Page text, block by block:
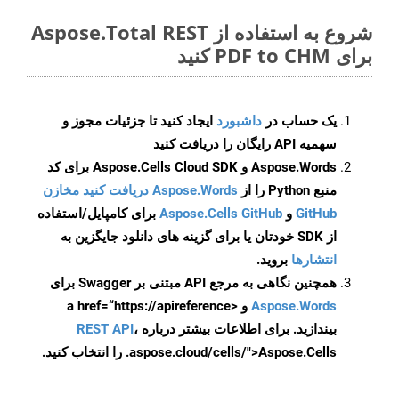
شروع به استفاده از Aspose.Total REST
برای PDF to CHM کنید
یک حساب در داشبورد ایجاد کنید تا جزئیات مجوز و
سهمیه API رایگان را دریافت کنید
Aspose.Words و Aspose.Cells Cloud SDK برای کد
منبع Python را از
Aspose.Words دریافت کنید مخازن
GitHub و Aspose.Cells GitHub برای کامپایل/استفاده
از SDK خودتان یا برای گزینه های دانلود جایگزین به
انتشارها بروید.
همچنین نگاهی به مرجع API مبتنی بر Swagger برای
Aspose.Words
و <a href=“https://apireference
بیندازید. برای اطلاعات بیشتر درباره REST API،
.aspose.cloud/cells/">Aspose.Cells را انتخاب کنید.